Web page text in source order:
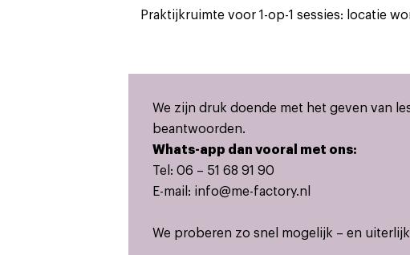
Praktijkruimte voor 1-op-1 sessies: locatie
We zijn druk doende met het geven van
beantwoorden.
Whats-app dan vooral met ons:
Tel: 06 – 51 68 91 90
E-mail: info@me-factory.nl
We proberen zo snel mogelijk – en